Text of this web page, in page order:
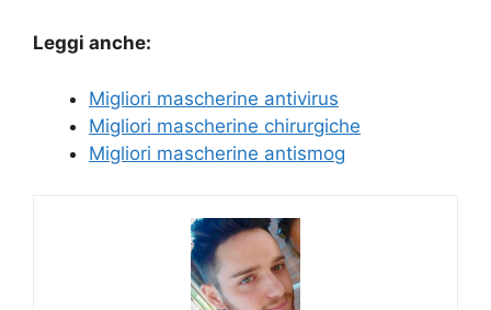
Leggi anche:
Migliori mascherine antivirus
Migliori mascherine chirurgiche
Migliori mascherine antismog